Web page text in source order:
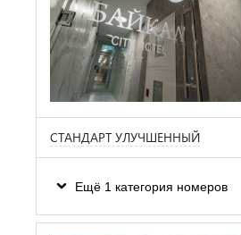
СТАНДАРТ УЛУЧШЕННЫЙ
Ещё 1 категория номеров